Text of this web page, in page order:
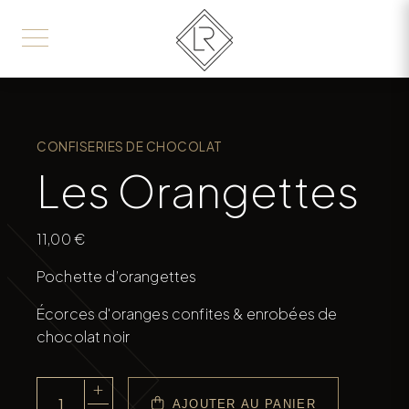
CONFISERIES DE CHOCOLAT
Les Orangettes
11,00€
Pochette d’orangettes
Écorces d'oranges confites & enrobées de
chocolat noir
+
AJOUTER AU PANIER